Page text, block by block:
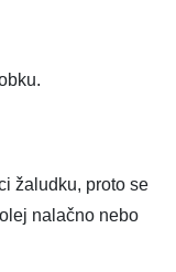
žaludku, proto se
nalačno nebo